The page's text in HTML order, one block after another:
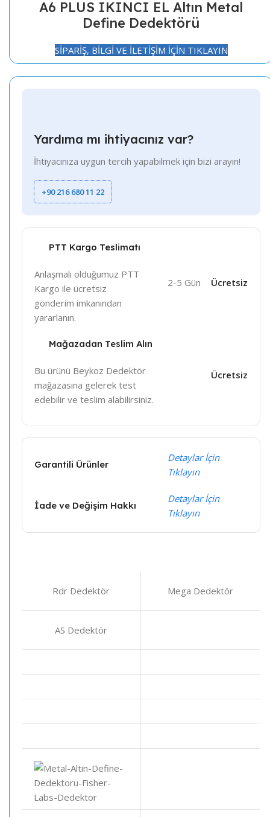
A6 PLUS IKINCI EL Altın Metal
Define Dedektörü
SİPARİŞ, BİLGİ VE İLETİŞİM İÇİN TIKLAYIN
Yardıma mı ihtiyacınız var?
İhtiyacınıza uygun tercih yapabilmek için bizi arayın!
+90 216 680 11 22
PTT Kargo Teslimatı
Anlaşmalı olduğumuz PTT
Kargo ile ücretsiz
gönderim imkanından
yararlanın.
2-5 Gün Ücretsiz
Mağazadan Teslim Alın
Bu ürünü Beykoz Dedektör
mağazasına gelerek test
edebilir ve teslim alabilirsiniz.
Ücretsiz
Garantili Ürünler
Detaylar İçin
Tıklayın
İade ve Değişim Hakkı
Detaylar İçin
Tıklayın
Rdr Dedektör Mega Dedektör
AS Dedektör